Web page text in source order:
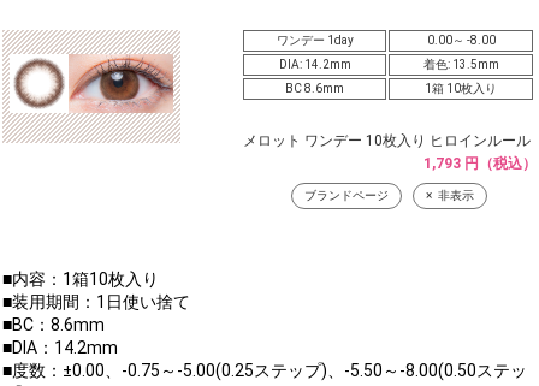
ワンデー 1day
0.00～ -8.00
DIA: 14.2mm
着色: 13.5mm
BC 8.6mm
1箱 10枚入り
メロット ワンデー 10枚入り ヒロインルール
1,793 円（税込）
ブランドページ 非表示
■内容：1箱10枚入り
■装用期間：1日使い捨て
■BC：8.6mm
■DIA：14.2mm
■度数：±0.00、-0.75～-5.00(0.25ステップ)、-5.50～-8.00(0.50ステッ